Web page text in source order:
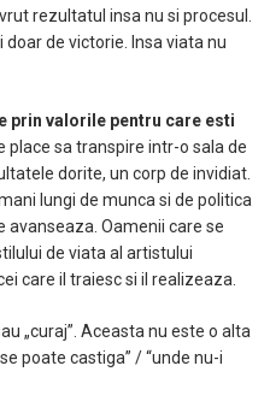
rezultatul insa nu si procesul.
de victorie. Insa viata nu
prin valorile pentru care esti
place sa transpire intr-o sala de
dorite, un corp de invidiat.
lungi de munca si de politica
Oamenii care se
de viata al artistului
care il traiesc si il realizeaza.
„curaj”. Aceasta nu este o alta
poate castiga” / “unde nu-i